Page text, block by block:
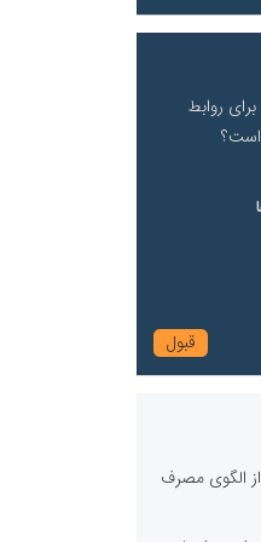
روابط
است؟
الگوی مصرف